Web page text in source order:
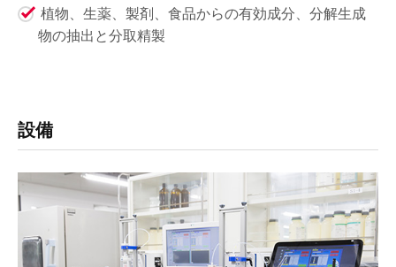
植物、生薬、製剤、食品からの有効成分、分解生成
物の抽出と分取精製
設備